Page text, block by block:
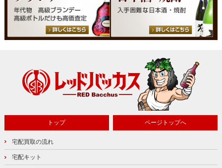
トップ ページトップへ
宅配買取の流れ
宅配キット